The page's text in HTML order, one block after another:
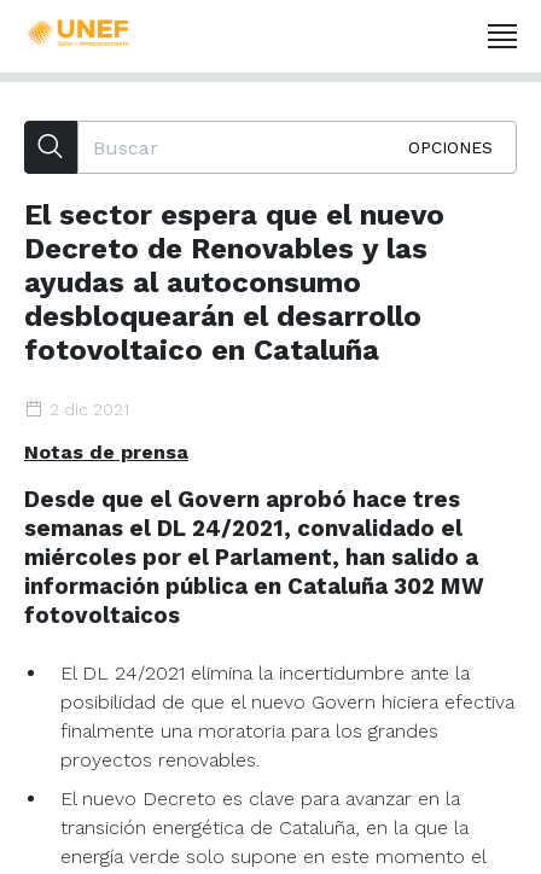
OPCIONES
El sector espera que el nuevo
Decreto de Renovables y las
ayudas al autoconsumo
desbloquearán el desarrollo
fotovoltaico en Cataluña
2 dic 2021
Notas de prensa
Desde que el Govern aprobó hace tres
semanas el DL 24/2021, convalidado el
miércoles por el Parlament, han salido a
información pública en Cataluña 302 MW
fotovoltaicos
El DL 24/2021 elimina la incertidumbre ante la
posibilidad de que el nuevo Govern hiciera efectiva
finalmente una moratoria para los grandes
proyectos renovables.
El nuevo Decreto es clave para avanzar en la
transición energética de Cataluña, en la que la
energía verde solo supone en este momento el